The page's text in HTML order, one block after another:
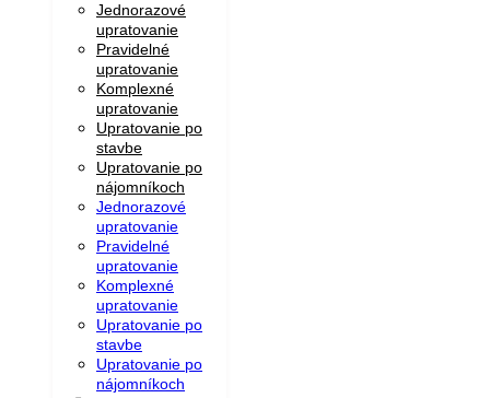
Jednorazové
upratovanie
Pravidelné
upratovanie
Komplexné
upratovanie
Upratovanie po
stavbe
Upratovanie po
nájomníkoch
Jednorazové
upratovanie
Pravidelné
upratovanie
Komplexné
upratovanie
Upratovanie po
stavbe
Upratovanie po
nájomníkoch